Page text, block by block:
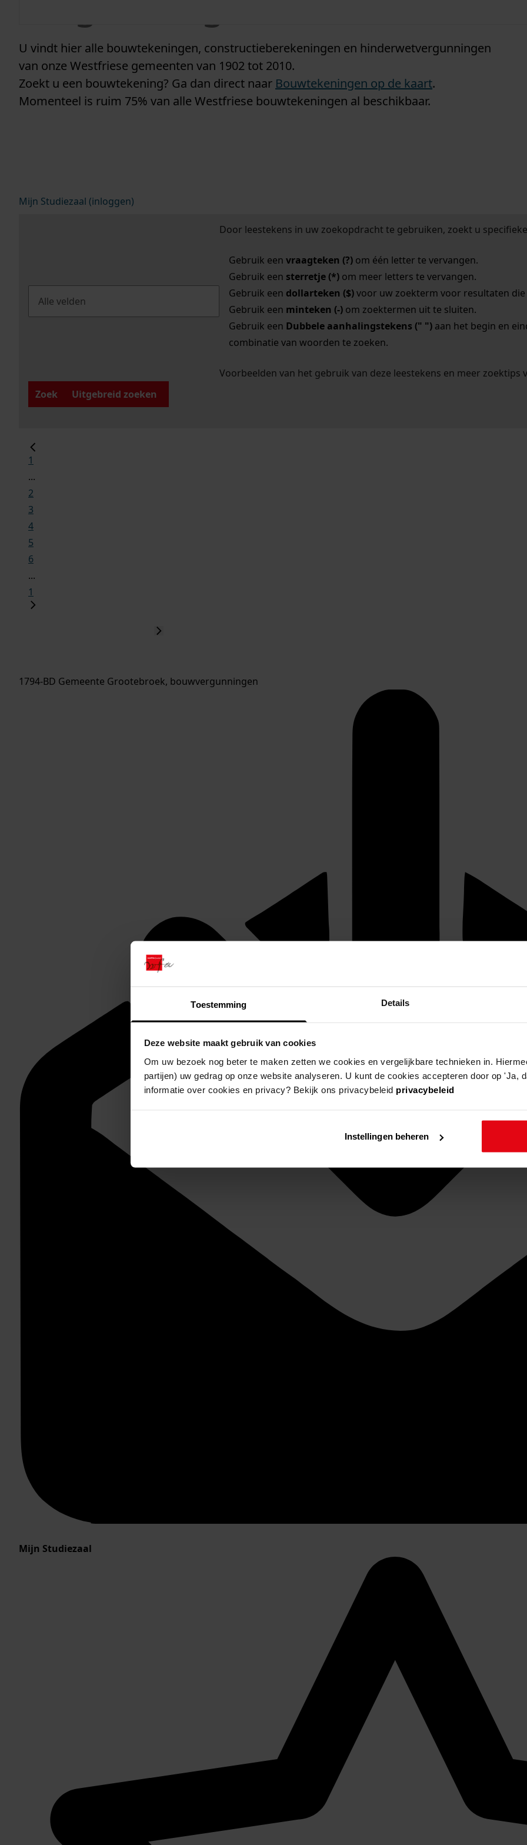
Toestemming Details
Deze website maakt gebruik van cookies
Om uw bezoek nog beter te maken zetten we cookies en vergelijkbare technieken in.
partijen) uw gedrag op onze website analyseren. U kunt de cookies accepteren door op 'Ja,
informatie over cookies en privacy? Bekijk ons privacybeleid privacybeleid
Instellingen beheren
U vindt hier alle bouwtekeningen, constructieberekeningen en hinderwetvergunningen
van onze Westfriese gemeenten van 1902 tot 2010.
Zoekt u een bouwtekening? Ga dan direct naar Bouwtekeningen op de kaart.
Momenteel is ruim 75% van alle Westfriese bouwtekeningen al beschikbaar.
Mijn Studiezaal (inloggen)
Door leestekens in uw zoekopdracht te gebruiken, zoekt u
Gebruik een vraagteken (?)om één letter te vervangen.
Gebruik een sterretje (*)om meer letters te vervangen.
Gebruik een dollarteken ($)voor uw zoekterm voor resultaten die
Gebruik een minteken (-)om zoektermen uit te sluiten.
Gebruik een Dubbele aanhalingstekens (" ")aan het begin en
combinatie van woorden te zoeken.
Voorbeelden van het gebruik van deze leestekens en meer zoektips
Zoek
Uitgebreid zoeken
1
...
2
3
4
5
6
...
1
1794-BD Gemeente Grootebroek, bouwvergunningen
Mijn Studiezaal